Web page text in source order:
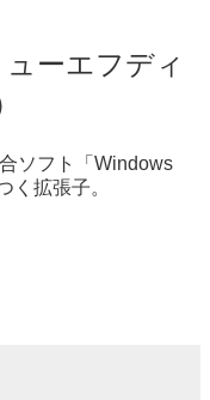
ーエフディ
ソフト「Windows
く拡張子。